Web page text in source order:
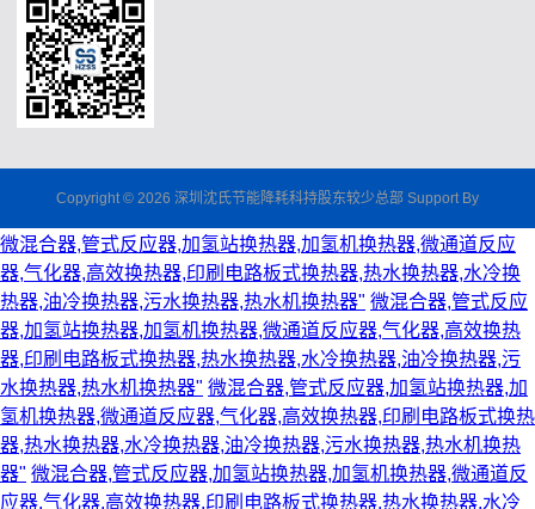
Copyright © 2026 深圳沈氏节能降耗科持股东较少总部 Support By
微混合器,管式反应器,加氢站换热器,加氢机换热器,微通道反应
器,气化器,高效换热器,印刷电路板式换热器,热水换热器,水冷换
热器,油冷换热器,污水换热器,热水机换热器" 微混合器,管式反应
器,加氢站换热器,加氢机换热器,微通道反应器,气化器,高效换热
器,印刷电路板式换热器,热水换热器,水冷换热器,油冷换热器,污
水换热器,热水机换热器" 微混合器,管式反应器,加氢站换热器,加
氢机换热器,微通道反应器,气化器,高效换热器,印刷电路板式换热
器,热水换热器,水冷换热器,油冷换热器,污水换热器,热水机换热
器" 微混合器,管式反应器,加氢站换热器,加氢机换热器,微通道反
应器,气化器,高效换热器,印刷电路板式换热器,热水换热器,水冷